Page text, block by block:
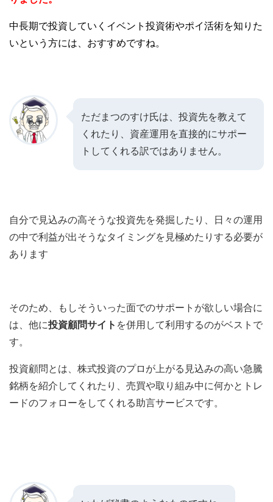
中長期で投資していくイベント投資術やポイ活術を知りた
いという方には、おすすめですね。
ただまつのすけ氏は、投資先を教えて
くれたり、資産運用を直接的にサポー
トしてくれる訳ではありません。
自分で見込みの高そうな投資先を発掘したり、日々の運用
の中で利益が出そうなタイミングを見極めたりする必要が
あります
そのため、もしそういった面でのサポートが欲しい場合に
は、他に投資顧問サイト を併用して利用するのがベストで
す。
投資顧問とは、株式投資のプロが上がる見込みの高い急騰
銘柄を紹介してくれたり、売買や取り組み中に何かとトレ
ードのフォローをしてくれる助言サービスです。